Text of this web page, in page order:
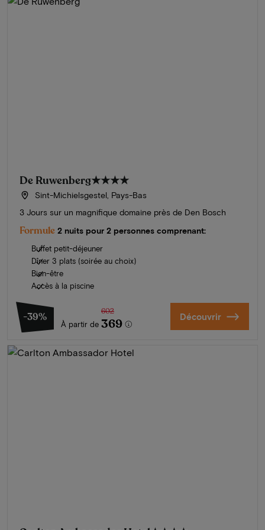
De Ruwenberg★★★★
Sint-Michielsgestel, Pays-Bas
3 Jours sur un magnifique domaine près de Den Bosch
Formule 2 nuits pour 2 personnes comprenant:
Buffet petit-déjeuner
Dîner 3 plats (soirée au choix)
Bien-être
Accès à la piscine
-39%
À partir de
602
369 Découvrir